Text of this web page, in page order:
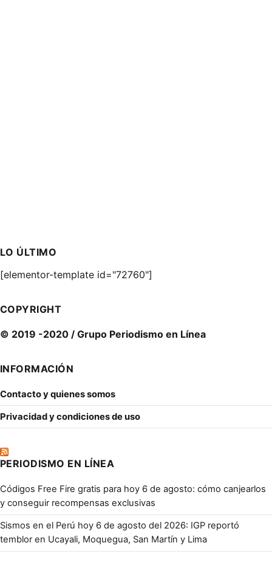
LO ÚLTIMO
[elementor-template id="72760"]
COPYRIGHT
© 2019 -2020 / Grupo Periodismo en Línea
INFORMACIÓN
Contacto y quienes somos
Privacidad y condiciones de uso
PERIODISMO EN LÍNEA
Códigos Free Fire gratis para hoy 6 de agosto: cómo canjearlos
y conseguir recompensas exclusivas
Sismos en el Perú hoy 6 de agosto del 2026: IGP reportó
temblor en Ucayali, Moquegua, San Martín y Lima